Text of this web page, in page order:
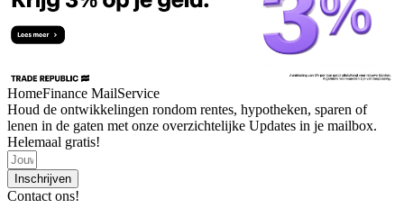
HomeFinance MailService
Houd de ontwikkelingen rondom rentes, hypotheken, sparen of
lenen in de gaten met onze overzichtelijke Updates in je mailbox.
Helemaal gratis!
Inschrijven
Contact ons!